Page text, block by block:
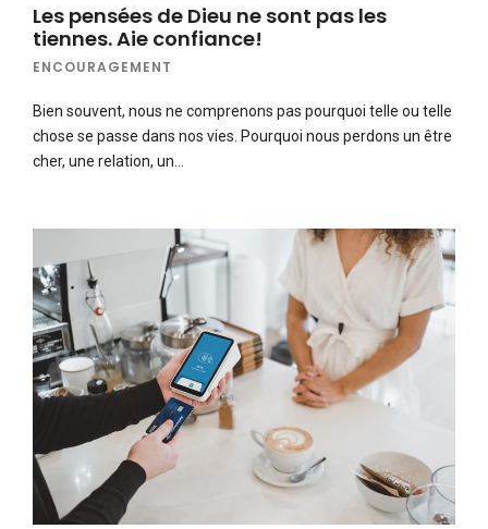
Les pensées de Dieu ne sont pas les
tiennes. Aie confiance!
ENCOURAGEMENT
Bien souvent, nous ne comprenons pas pourquoi telle ou telle
chose se passe dans nos vies. Pourquoi nous perdons un être
cher, une relation, un…